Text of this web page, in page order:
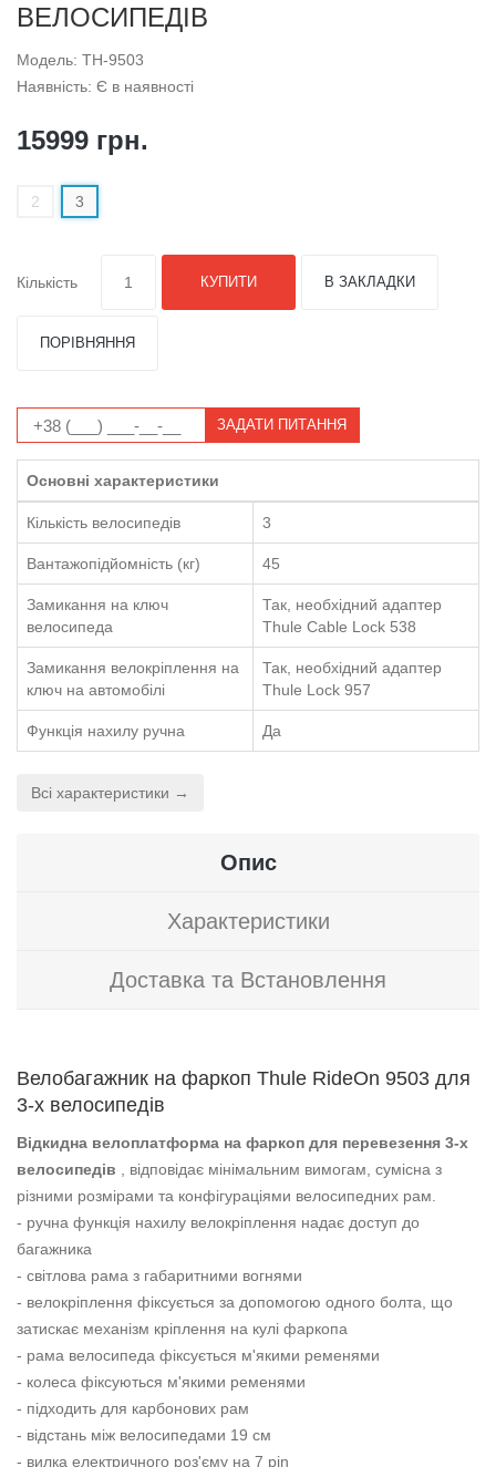
ВЕЛОСИПЕДІВ
Модель: TH-9503
Наявність: Є в наявності
15999 грн.
2 3
Кількість КУПИТИ В ЗАКЛАДКИ
ПОРІВНЯННЯ
ЗАДАТИ ПИТАННЯ
Основні характеристики
Кількість велосипедів 3
Вантажопідйомність (кг) 45
Замикання на ключ
велосипеда
Так, необхідний адаптер
Thule Cable Lock 538
Замикання велокріплення на
ключ на автомобілі
Так, необхідний адаптер
Thule Lock 957
Функція нахилу ручна Да
Всі характеристики →
Опис
Характеристики
Доставка та Встановлення
Велобагажник на фаркоп Thule RideOn 9503 для
3-х велосипедів
Відкидна велоплатформа на фаркоп для перевезення 3-х
велосипедів , відповідає мінімальним вимогам, сумісна з
різними розмірами та конфігураціями велосипедних рам.
- ручна функція нахилу велокріплення надає доступ до
багажника
- світлова рама з габаритними вогнями
- велокріплення фіксується за допомогою одного болта, що
затискає механізм кріплення на кулі фаркопа
- рама велосипеда фіксується м'якими ременями
- колеса фіксуються м'якими ременями
- підходить для карбонових рам
- відстань між велосипедами 19 см
- вилка електричного роз'єму на 7 pin